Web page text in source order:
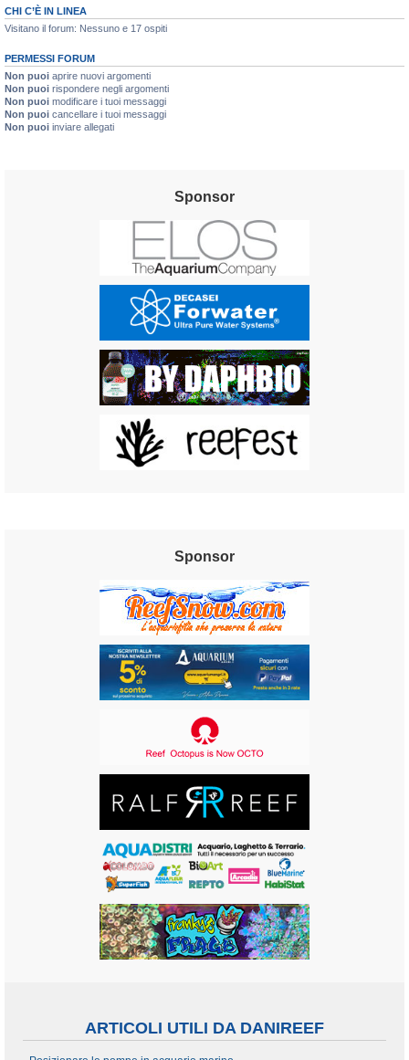
CHI C’È IN LINEA
Visitano il forum: Nessuno e 17 ospiti
PERMESSI FORUM
Non puoi aprire nuovi argomenti
Non puoi rispondere negli argomenti
Non puoi modificare i tuoi messaggi
Non puoi cancellare i tuoi messaggi
Non puoi inviare allegati
Sponsor
Sponsor
ARTICOLI UTILI DA DANIREEF